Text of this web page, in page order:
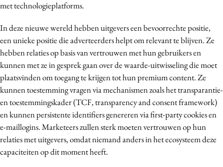
met technologieplatforms.
In deze nieuwe wereld hebben uitgevers een bevoorrechte positie,
een unieke positie die adverteerders helpt om relevant te blijven. Ze
hebben relaties op basis van vertrouwen met hun gebruikers en
kunnen met ze in gesprek gaan over de waarde-uitwisseling die moet
plaatsvinden om toegang te krijgen tot hun premium content. Ze
kunnen toestemming vragen via mechanismen zoals het transparantie-
en toestemmingskader (TCF, transparency and consent framework)
en kunnen persistente identifiers genereren via first-party cookies en
e-maillogins. Marketeers zullen sterk moeten vertrouwen op hun
relaties met uitgevers, omdat niemand anders in het ecosysteem deze
capaciteiten op dit moment heeft.